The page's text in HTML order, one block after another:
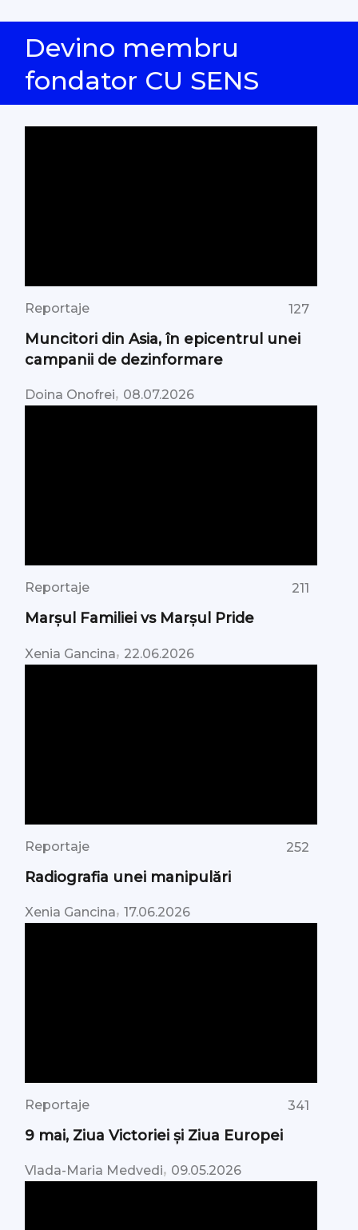
Devino membru
fondator CU SENS
Reportaje 127
Muncitori din Asia, în epicentrul unei
campanii de dezinformare
Doina Onofrei, 08.07.2026
Reportaje 211
Marșul Familiei vs Marșul Pride
Xenia Gancina, 22.06.2026
Reportaje 252
Radiografia unei manipulări
Xenia Gancina,17.06.2026
Reportaje 341
9 mai, Ziua Victoriei şi Ziua Europei
Vlada-Maria Medvedi, 09.05.2026